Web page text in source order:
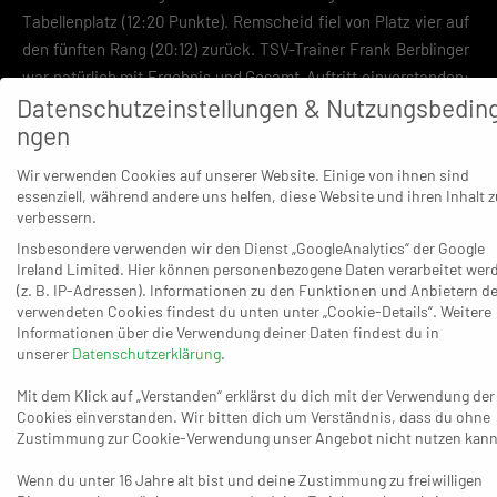
Tabellenplatz (12:20 Punkte). Remscheid fiel von Platz vier auf
den fünften Rang (20:12) zurück. TSV-Trainer Frank Berblinger
war natürlich mit Ergebnis und Gesamt-Auftritt einverstanden:
„Es war ein sehr gutes Spiel von meiner Mannschaft. In der
Anfangsphase waren wir zu passiv in der Abwehr, haben dann
Die taktischen Maßnahmen wurden zudem super umgesetzt.
Ab der 15. Minute haben wir mit dem siebten Feldspieler agiert,
da wir wussten, dass Remscheid eine defensive 6:0-Deckung
spielen würde. Dadurch haben wir uns viele Chancen
erarbeitetet und die Wurfeffektivität war in der zweiten
Halbzeit ebenfalls sehr gut. Mein Team hat super gefightet und
sich zwei eminent wichtige Punkte erkämpft.“
Remscheid konnte sich schnell etwas absetzen – 7:4 (10.). Bonn
kam aber übers 11:11 (23.) und 12:11 (24.) zurück und beide
Teams begneten sich fortan auf Augenhöhe – 13:12 (26.), 14:14
(28.), 15:16 (29.), 18:18 (35.). Danach vollendete Luca Bohrmann
Datenschutzeinstellungen &
ngen
Wir verwenden Cookies auf unserer Website. Einige von ihnen sind
essenziell, während andere uns helfen, diese Website und ihren Inhalt
verbessern.
Insbesondere verwenden wir den Dienst „GoogleAnalytics“ der Google
Ireland Limited. Hier können personenbezogene Daten verarbeitet
(z. B. IP-Adressen). Informationen zu den Funktionen und Anbietern
verwendeten Cookies findest du unten unter „Cookie-Details“. Weitere
Informationen über die Verwendung deiner Daten findest du in
unserer Datenschutzerklärung.
Mit dem Klick auf „Verstanden“ erklärst du dich mit der Verwendung der
Cookies einverstanden. Wir bitten dich um Verständnis, dass du ohne
Zustimmung zur Cookie-Verwendung unser Angebot nicht nutzen
Wenn du unter 16 Jahre alt bist und deine Zustimmung zu freiwilligen